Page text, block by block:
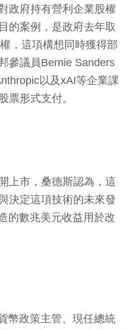
政府持有營利企業股權
的案例，是政府去年取
，這項構想同時獲得部
參議員Bernie Sanders
以及xAI等企業課
票形式支付。
上市，桑德斯認為，這
決定這項技術的未來發
的數兆美元收益用於改
幣政策主管、現任總統